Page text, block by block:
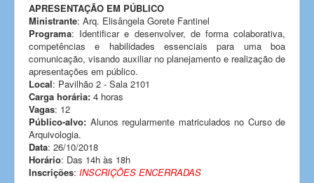
APRESENTAÇÃO EM PÚBLICO
Ministrante: Arq. Elisângela Gorete Fantinel
Programa: Identificar e desenvolver, de forma colaborativa,
competências e habilidades essenciais para uma boa
comunicação, visando auxiliar no planejamento e realização de
apresentações em público.
Local: Pavilhão 2 - Sala 2101
Carga horária: 4 horas
Vagas: 12
Público-alvo: Alunos regularmente matriculados no Curso de
Arquivologia.
Data: 26/10/2018
Horário: Das 14h às 18h
Inscrições: INSCRIÇÕES ENCERRADAS